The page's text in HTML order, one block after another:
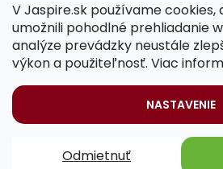
V Jaspire.sk používame cookies,
umožnili pohodlné prehliadanie
analýze prevádzky neustále
výkon a použiteľnosť. Viac
NASTAVENIE
Odmietnuť
Jaspire.sk.
Upraviť nastavenie